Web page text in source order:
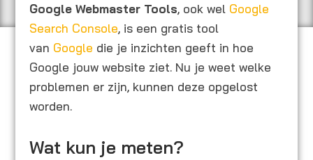
Google Webmaster Tools, ook wel Google
Search Console, is een gratis tool
van Google die je inzichten geeft in hoe
Google jouw website ziet. Nu je weet welke
problemen er zijn, kunnen deze opgelost
worden.
Wat kun je meten?